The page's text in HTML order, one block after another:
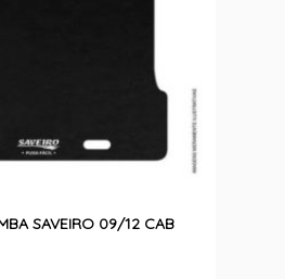
SAVEIRO 09/12 CAB